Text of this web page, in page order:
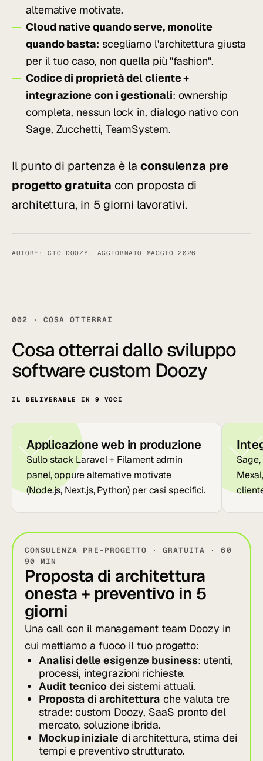
alternative motivate.
Cloud native quando serve, monolite
quando basta: scegliamo l'architettura giusta
per il tuo caso, non quella più "fashion".
Codice di proprietà del cliente +
integrazione con i gestionali: ownership
completa, nessun lock in, dialogo nativo con
Sage, Zucchetti, TeamSystem.
Il punto di partenza è la consulenza pre
progetto gratuita con proposta di
architettura, in 5 giorni lavorativi.
AUTORE: CTO DOOZY, AGGIORNATO MAGGIO 2026
002 · COSA OTTERRAI
Cosa otterrai dallo sviluppo
software custom Doozy
IL DELIVERABLE IN 9 VOCI
Applicazione web in produzione
Sullo stack Laravel + Filament admin
panel, oppure alternative motivate
(Node.js, Next.js, Python) per casi specifici.
CONSULENZA PRE-PROGETTO · GRATUITA · 60
90 MIN
Proposta di architettura
onesta + preventivo in 5
giorni
Una call con il management team Doozy in
cui mettiamo a fuoco il tuo progetto:
Analisi delle esigenze business: utenti,
processi, integrazioni richieste.
Audit tecnicodei sistemi attuali.
Proposta di architettura che valuta tre
strade: custom Doozy, SaaS pronto del
mercato, soluzione ibrida.
Mockup iniziale di architettura, stima dei
tempi e preventivo strutturato.